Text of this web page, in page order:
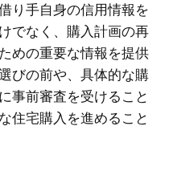
り手自身の信用情報を
でなく、購入計画の再
めの重要な情報を提供
びの前や、具体的な購
事前審査を受けること
住宅購入を進めること